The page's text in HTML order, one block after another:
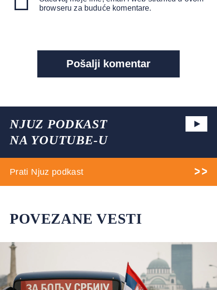
browseru za buduće komentare.
NJUZ PODKAST
NA YOUTUBE-U
Prati Njuz podkast
POVEZANE VESTI